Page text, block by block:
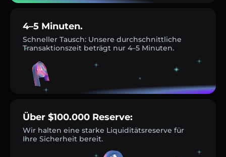
4–5 Minuten.
Schneller Tausch: Unsere durchschnittliche
Transaktionszeit beträgt nur 4–5 Minuten.
Über $100.000 Reserve:
Wir halten eine starke Liquiditätsreserve für
Ihre Sicherheit bereit.